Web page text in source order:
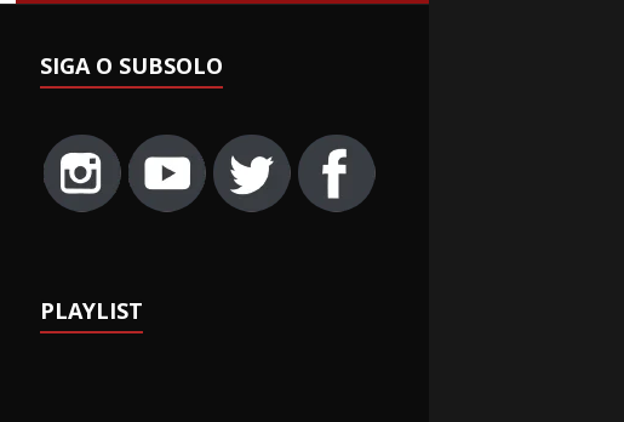
SIGA O SUBSOLO
PLAYLIST